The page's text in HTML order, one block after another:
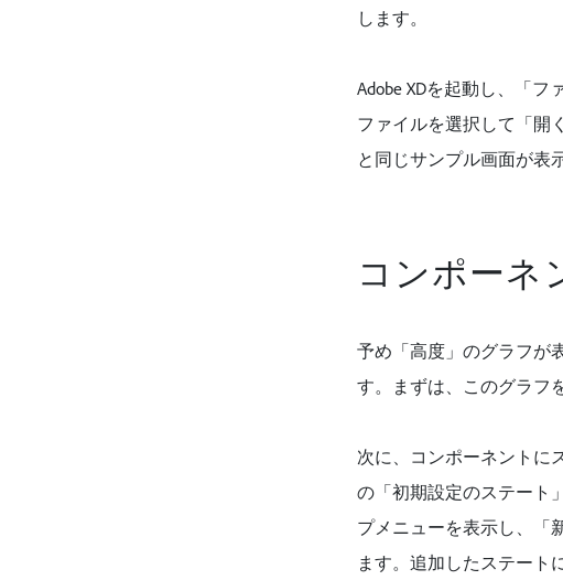
します。
Adobe XDを起動し、「
ファイルを選択して「開
と同じサンプル画面が表
コンポーネ
予め「高度」のグラフが
す。まずは、このグラフ
次に、コンポーネントに
の「初期設定のステート
プメニューを表示し、「
ます。追加したステート